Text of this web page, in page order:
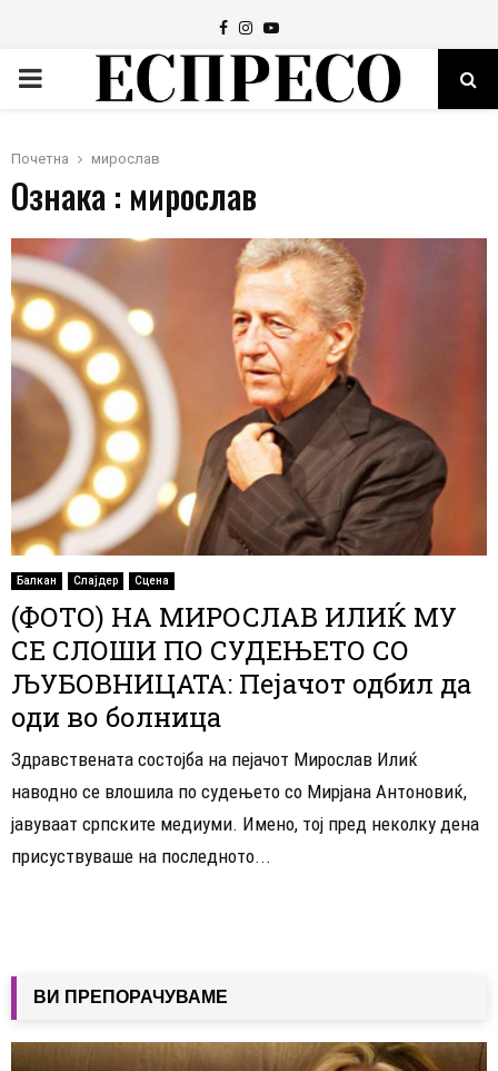
Facebook
Instagram
Youtube
PRIMARY
Почетна мирослав
Ознака : мирослав
Балкан Слајдер Сцена
(ФОТО) НА МИРОСЛАВ ИЛИЌ МУ
СЕ СЛОШИ ПО СУДЕЊЕТО СО
ЉУБОВНИЦАТА: Пејачот одбил да
оди во болница
Здравствената состојба на пејачот Мирослав Илиќ
наводно се влошила по судењето со Мирјана Антоновиќ,
јавуваат српските медиуми. Имено, тој пред неколку дена
присуствуваше на последното...
ВИ ПРЕПОРАЧУВАМЕ